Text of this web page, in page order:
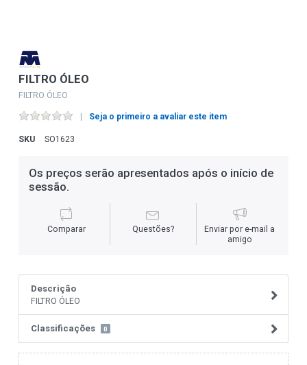
FILTRO ÓLEO
FILTRO ÓLEO
Seja o primeiro a avaliar este item
SKU SO1623
Os preços serão apresentados após o início de
sessão.
Comparar Questões?
Enviar por e-mail a
amigo
Descrição
FILTRO ÓLEO
Classificações 0